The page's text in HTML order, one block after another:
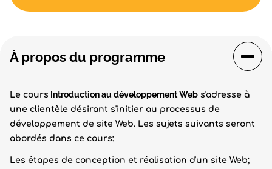
À propos du programme
Le cours Introduction au développement Web s'adresse à
une clientèle désirant s'initier au processus de
développement de site Web. Les sujets suivants seront
abordés dans ce cours:
Les étapes de conception et réalisation d'un site Web;